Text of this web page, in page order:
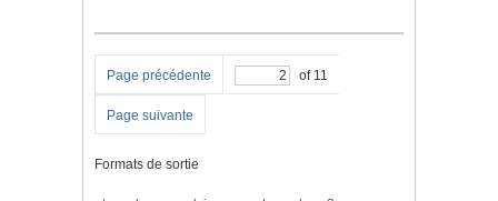
Page précédente of 11
Page suivante
Formats de sortie